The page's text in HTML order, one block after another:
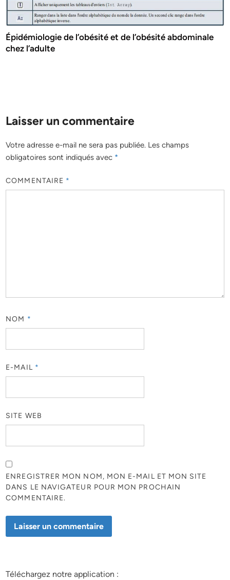
Épidémiologie de l’obésité et de l’obésité abdominale
chez l’adulte
Laisser un commentaire
Votre adresse e-mail ne sera pas publiée. Les champs
obligatoires sont indiqués avec *
COMMENTAIRE *
NOM *
E-MAIL *
SITE WEB
ENREGISTRER MON NOM, MON E-MAIL ET MON SITE
DANS LE NAVIGATEUR POUR MON PROCHAIN
COMMENTAIRE.
Téléchargez notre application :